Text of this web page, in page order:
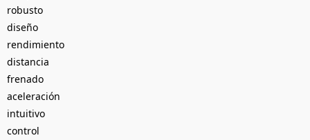
robusto
diseño
rendimiento
distancia
frenado
aceleración
intuitivo
control